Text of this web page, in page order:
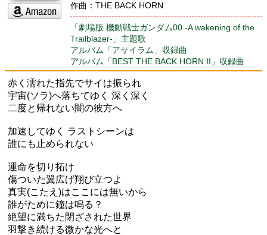
作曲：THE BACK HORN
「劇場版 機動戦士ガンダム00 -A wakening of the
Trailblazer-」主題歌
アルバム「アサイラム」収録曲
アルバム「BEST THE BACK HORN II」収録曲
赤く濡れた指先でサイは振られ
宇宙(ソラ)へ落ちてゆく 深く深く
二度と帰れない闇の彼方へ
加速してゆく ラストシーンは
誰にも止められない
運命を切り拓け
傷ついた翼広げ翔び立つよ
真実(こたえ)はここには無いから
誰がために鐘は鳴る？
絶望に満ちた閉ざされた世界
羽撃き続ける微かな光へと